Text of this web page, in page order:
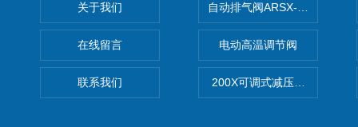
关于我们
在线留言
联系我们
自动排气阀ARSX-0015/
电动高温调节阀
200X可调式减压阀（减压稳